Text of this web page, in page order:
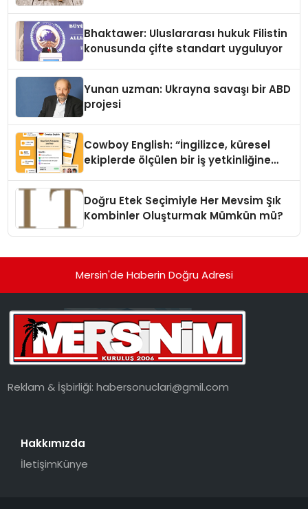
Bhaktawer: Uluslararası hukuk Filistin
konusunda çifte standart uyguluyor
Yunan uzman: Ukrayna savaşı bir ABD
projesi
Cowboy English: “İngilizce, küresel
ekiplerde ölçülen bir iş yetkinliğine
Doğru Etek Seçimiyle Her Mevsim Şık
Kombinler Oluşturmak Mümkün mü?
Mersin'de Haberin Doğru Adresi
Reklam & İşbirliği:habersonuclari@gmil.com
Hakkımızda
İletişimKünye